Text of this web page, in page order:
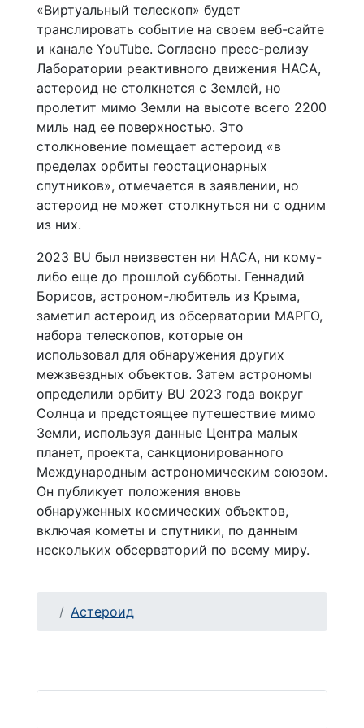
«Виртуальный телескоп» будет
транслировать событие на своем веб-сайте
и канале YouTube. Согласно пресс-релизу
Лаборатории реактивного движения НАСА,
астероид не столкнется с Землей, но
пролетит мимо Земли на высоте всего 2200
миль над ее поверхностью. Это
столкновение помещает астероид «в
пределах орбиты геостационарных
спутников», отмечается в заявлении, но
астероид не может столкнуться ни с одним
из них.
2023 BU был неизвестен ни НАСА, ни кому-
либо еще до прошлой субботы. Геннадий
Борисов, астроном-любитель из Крыма,
заметил астероид из обсерватории МАРГО,
набора телескопов, которые он
использовал для обнаружения других
межзвездных объектов. Затем астрономы
определили орбиту BU 2023 года вокруг
Солнца и предстоящее путешествие мимо
Земли, используя данные Центра малых
планет, проекта, санкционированного
Международным астрономическим союзом.
Он публикует положения вновь
обнаруженных космических объектов,
включая кометы и спутники, по данным
нескольких обсерваторий по всему миру.
Астероид